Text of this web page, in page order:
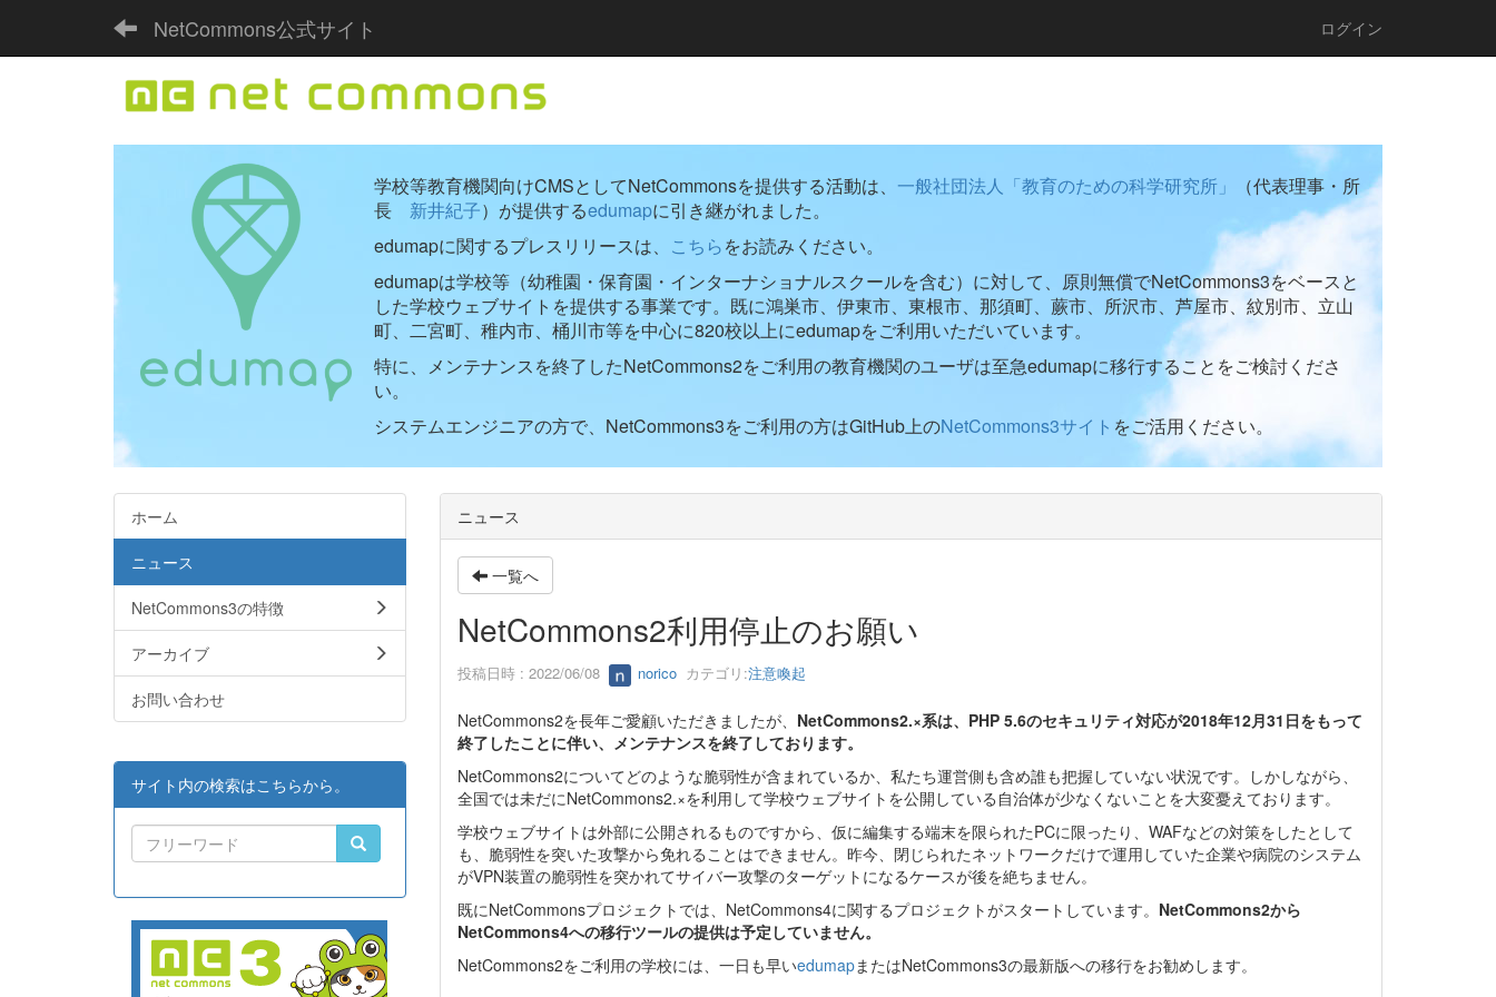
NetCommons公式サイト ログイン
学校等教育機関向けCMSとしてNetCommonsを提供する活動は、 一般社団法人「教育のための科学研究所」
（代表理事・所
長 新井紀子）が提供するedumapに引き継がれました。
edumapに関するプレスリリースは、 こちらをお読みください。
edumapは学校等（幼稚園・保育園・インターナショナルスクールを含む）に対して、原則無償でNetCommons3をベースと
した学校ウェブサイトを提供する事業です。既に鴻巣市、伊東市、東根市、那須町、蕨市、所沢市、芦屋市、紋別市、立山
町、二宮町、稚内市、桶川市等を中心に820校以上にedumapをご利用いただいています。
特に、メンテナンスを終了したNetCommons2をご利用の教育機関のユーザは至急edumapに移行することをご検討くださ
い。
システムエンジニアの方で、NetCommons3をご利用の方はGitHub上のNetCommons3サイト をご活用ください。
ニュース
一覧へ
NetCommons2利用停止のお願い
投稿日時 : 2022/06/08 noricoカテゴリ:注意喚起
NetCommons2を長年ご愛顧いただきましたが、 NetCommons2.×系は、PHP 5.6のセキュリティ対応が2018年12月31日をもって
終了したことに伴い、メンテナンスを終了しております。
NetCommons2についてどのような脆弱性が含まれているか、私たち運営側も含め誰も把握していない状況です。しかしながら、
全国では未だにNetCommons2.×を利用して学校ウェブサイトを公開している自治体が少なくないことを大変憂えております。
学校ウェブサイトは外部に公開されるものですから、仮に編集する端末を限られたPCに限ったり、WAFなどの対策をしたとして
も、脆弱性を突いた攻撃から免れることはできません。昨今、閉じられたネットワークだけで運用していた企業や病院のシステム
がVPN装置の脆弱性を突かれてサイバー攻撃のターゲットになるケースが後を絶ちません。
既にNetCommonsプロジェクトでは、NetCommons4に関するプロジェクトがスタートしています。 NetCommons2から
NetCommons4への移行ツールの提供は予定していません。
NetCommons2をご利用の学校には、一日も早いedumapまたはNetCommons3の最新版への移行をお勧めします。
ホーム
ニュース
NetCommons3の特徴
アーカイブ
お問い合わせ
サイト内の検索はこちらから。